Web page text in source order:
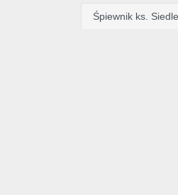
Śpiewnik ks.